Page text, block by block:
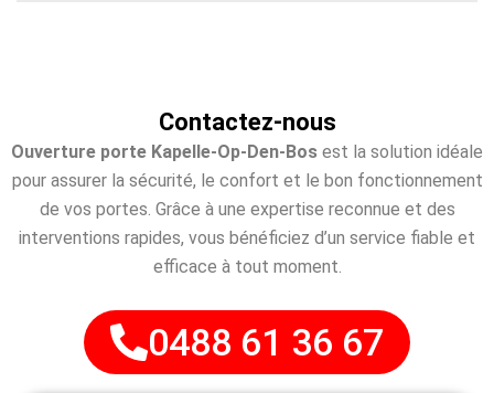
Contactez-nous
Ouverture porte Kapelle-Op-Den-Bos est la solution idéale
pour assurer la sécurité, le confort et le bon fonctionnement
de vos portes. Grâce à une expertise reconnue et des
interventions rapides, vous bénéficiez d’un service fiable et
efficace à tout moment.
0488 61 36 67